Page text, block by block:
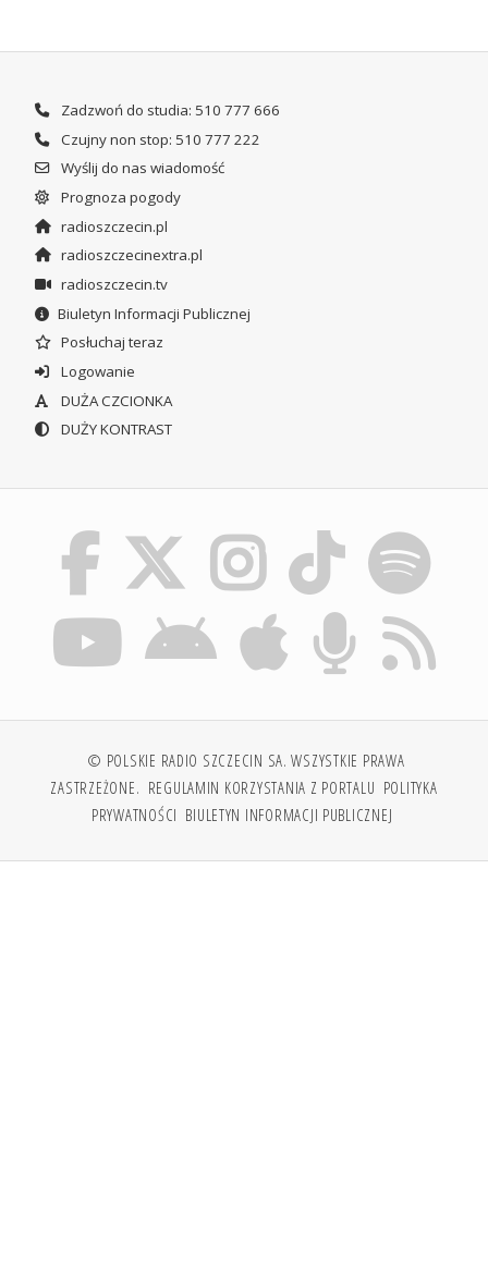
Zadzwoń do studia: 510 777 666
Czujny non stop: 510 777 222
Wyślij do nas wiadomość
Prognoza pogody
radioszczecin.pl
radioszczecinextra.pl
radioszczecin.tv
Biuletyn Informacji Publicznej
Posłuchaj teraz
Logowanie
DUŻA CZCIONKA
DUŻY KONTRAST
© POLSKIE RADIO SZCZECIN SA. WSZYSTKIE PRAWA
ZASTRZEŻONE. REGULAMIN KORZYSTANIA Z PORTALU POLITYKA
PRYWATNOŚCI BIULETYN INFORMACJI PUBLICZNEJ